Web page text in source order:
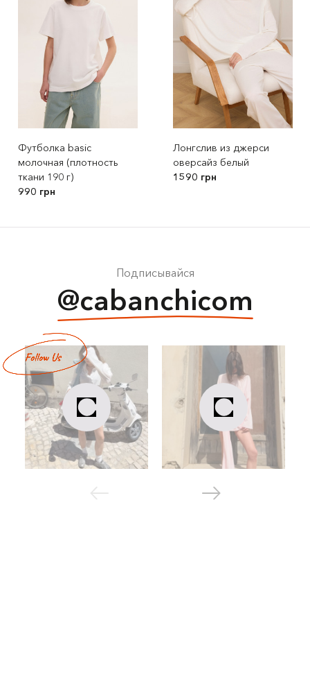
Футболка basic
молочная (плотность
ткани 190 г)
990 грн
Лонгслив из джерси
оверсайз белый
1590 грн
Подписывайся
@cabanchicom